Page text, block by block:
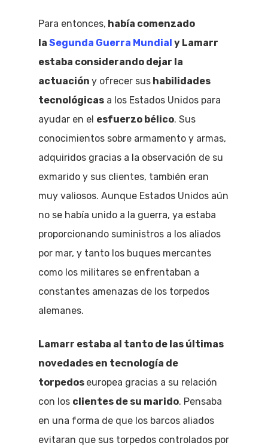
Para entonces, había comenzado
la Segunda Guerra Mundial y Lamarr
estaba considerando dejar la
actuación y ofrecer sus habilidades
tecnológicas a los Estados Unidos para
ayudar en el esfuerzo bélico. Sus
conocimientos sobre armamento y armas,
adquiridos gracias a la observación de su
exmarido y sus clientes, también eran
muy valiosos. Aunque Estados Unidos aún
no se había unido a la guerra, ya estaba
proporcionando suministros a los aliados
por mar, y tanto los buques mercantes
como los militares se enfrentaban a
constantes amenazas de los torpedos
alemanes.
Lamarr estaba al tanto de las últimas
novedades en tecnología de
torpedos europea gracias a su relación
con los clientes de su marido. Pensaba
en una forma de que los barcos aliados
evitaran que sus torpedos controlados por